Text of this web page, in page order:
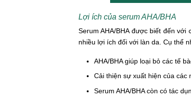
Lợi ích của serum AHA/BHA
Serum AHA/BHA được biết đến
nhiều lợi ích đối với làn da. Cụ thể
AHA/BHA giúp loại bỏ các tế
Cải thiện sự xuất hiện của các
Serum AHA/BHA còn có tác